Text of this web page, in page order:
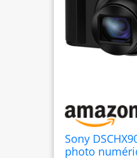
Sony
photo